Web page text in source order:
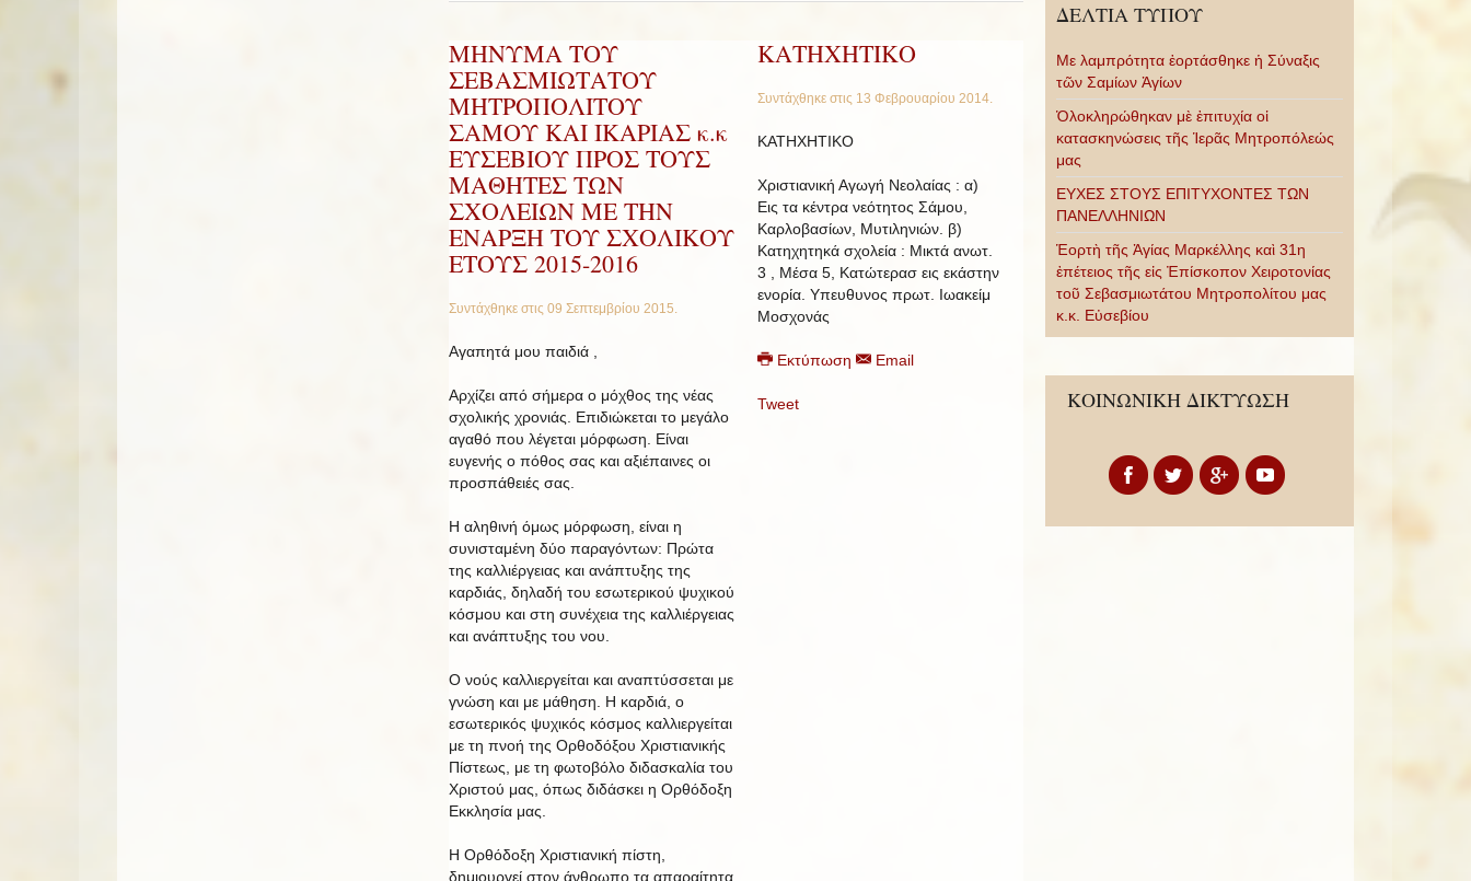
ΜΗΝΥΜΑ ΤΟΥ
ΣΕΒΑΣΜΙΩΤΑΤΟΥ
ΜΗΤΡΟΠΟΛΙΤΟΥ
ΣΑΜΟΥ ΚΑΙ ΙΚΑΡΙΑΣ κ.κ
ΕΥΣΕΒΙΟΥ ΠΡΟΣ ΤΟΥΣ
ΜΑΘΗΤΕΣ ΤΩΝ
ΣΧΟΛΕΙΩΝ ΜΕ ΤΗΝ
ΕΝΑΡΞΗ ΤΟΥ ΣΧΟΛΙΚΟΥ
ΕΤΟΥΣ 2015-2016
Συντάχθηκε στις 09 Σεπτεμβρίου 2015
Αγαπητά μου παιδιά ,
Αρχίζει από σήμερα ο μόχθος της νέας
σχολικής χρονιάς. Επιδιώκεται το μεγάλο
αγαθό που λέγεται μόρφωση. Είναι
ευγενής ο πόθος σας και αξιέπαινες οι
προσπάθειές σας.
Η αληθινή όμως μόρφωση, είναι η
συνισταμένη δύο παραγόντων: Πρώτα
της καλλιέργειας και ανάπτυξης της
καρδιάς, δηλαδή του εσωτερικού ψυχικού
κόσμου και στη συνέχεια της καλλιέργειας
και ανάπτυξης του νου.
Ο νούς καλλιεργείται και αναπτύσσεται με
γνώση και με μάθηση. Η καρδιά, ο
εσωτερικός ψυχικός κόσμος καλλιεργείται
με τη πνοή της Ορθοδόξου Χριστιανικής
Πίστεως, με τη φωτοβόλο διδασκαλία του
Χριστού μας, όπως διδάσκει η Ορθόδοξη
Εκκλησία μας.
Η Ορθόδοξη Χριστιανική πίστη,
δημιουργεί στον άνθρωπο τα απαραίτητα
ΚΑΤΗΧΗΤΙΚΟ
Συντάχθηκε στις 13 Φεβρουαρίου 2014
ΚΑΤΗΧΗΤΙΚΟ
Χριστιανική Αγωγή Νεολαίας : α)
Εις τα κέντρα νεότητος Σάμου,
Καρλοβασίων, Μυτιληνιών. β)
Κατηχητηκά σχολεία : Μικτά ανωτ.
3 , Μέσα 5, Κατώτερασ εις εκάστην
ενορία. Υπευθυνος πρωτ. Ιωακείμ
Μοσχονάς
Εκτύπωση Email
Tweet
ΔΕΛΤΙΑ ΤΥΠΟΥ
Με λαμπρότητα ἑορτάσθηκε ἡ Σύναξις
τῶν Σαμίων Ἁγίων
Ὁλοκληρώθηκαν μὲ ἐπιτυχία οἱ
κατασκηνώσεις τῆς Ἱερᾶς Μητροπόλεώς
μας
ΕΥΧΕΣ ΣΤΟΥΣ ΕΠΙΤΥΧΟΝΤΕΣ ΤΩΝ
ΠΑΝΕΛΛΗΝΙΩΝ
Ἑορτὴ τῆς Ἁγίας Μαρκέλλης καὶ 31η
ἐπέτειος τῆς εἰς Ἐπίσκοπον Χειροτονίας
τοῦ Σεβασμιωτάτου Μητροπολίτου μας
κ.κ. Εὐσεβίου
ΚΟΙΝΩΝΙΚΗ ΔΙΚΤΥΩΣΗ